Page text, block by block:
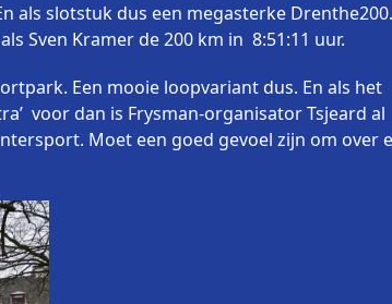
als slotstuk dus een megasterke Drenthe200.
Sven Kramer de 200 km in 8:51:11 uur.
Een mooie loopvariant dus. En als het
voor dan is Frysman-organisator Tsjeard al
Moet een goed gevoel zijn om over